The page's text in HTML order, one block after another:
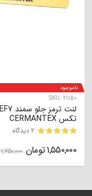
ناموجود
SKU: 21150
تکس CERMANTEX
مشتری
2 دیدگاه
1,550,000تومان 1,750,000